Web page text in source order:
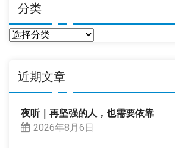
分类
分
近期文章
夜听｜再坚强的人，也需要依靠
2026年8月6日